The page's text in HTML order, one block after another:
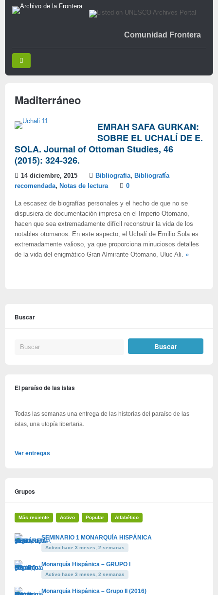
Comunidad Frontera
Maditerráneo
EMRAH SAFA GURKAN:
SOBRE EL UCHALÍ DE E.
SOLA. Journal of Ottoman Studies, 46
(2015): 324-326.
14 diciembre, 2015 Bibliografia, Bibliografía
recomendada, Notas de lectura 0
La escasez de biografías personales y el hecho de que no se
dispusiera de documentación impresa en el Imperio Otomano,
hacen que sea extremadamente difícil reconstruir la vida de los
notables otomanos. En este aspecto, el Uchalí de Emilio Sola es
extremadamente valioso, ya que proporciona minuciosos detalles
de la vida del enigmático Gran Almirante Otomano, Uluc Ali. »
Buscar
El paraíso de las islas
Todas las semanas una entrega de las historias del paraíso de las
islas, una utopía libertaria.
Ver entregas
Grupos
Más reciente Activo Popular Alfabético
SEMINARIO 1 MONARQUÍA HISPÁNICA
Activo hace 3 meses, 2 semanas
Monarquía Hispánica – GRUPO I
Activo hace 3 meses, 2 semanas
Monarquía Hispánica – Grupo II (2016)